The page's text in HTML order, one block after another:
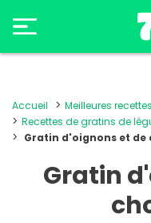
Accueil Meilleures
Recettes de gratins de
Gratin d'oignons et
Gratin